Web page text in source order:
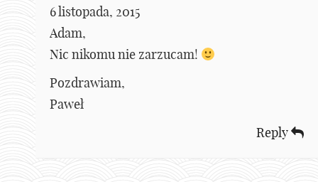
6 listopada, 2015
Adam,
Nic nikomu nie zarzucam!
Pozdrawiam,
Paweł
Reply